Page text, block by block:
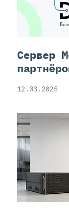
Сервер
12.03.2025